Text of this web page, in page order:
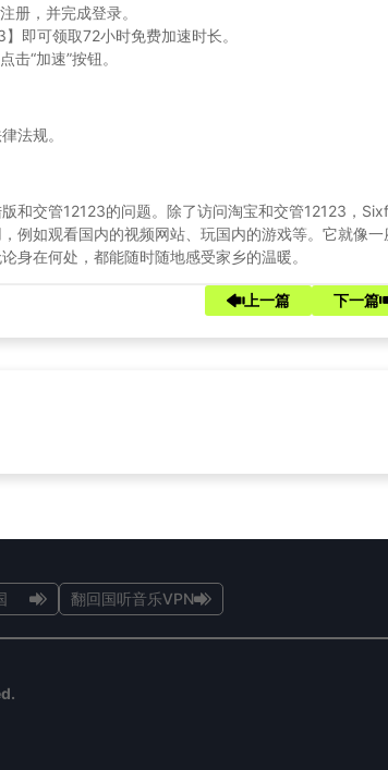
册，并完成登录。
即可领取72小时免费加速时长。
“加速”按钮。
法规。
和交管12123的问题。除了访问淘宝和交管12123，
例如观看国内的视频网站、玩国内的游戏等。它就像一
身在何处，都能随时随地感受家乡的温暖。
上一篇 下一篇
翻回国听音乐VPN